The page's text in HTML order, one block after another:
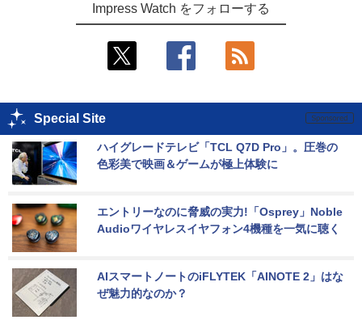
Impress Watch をフォローする
Special Site
ハイグレードテレビ「TCL Q7D Pro」。圧巻の
色彩美で映画＆ゲームが極上体験に
エントリーなのに脅威の実力!「Osprey」Noble
Audioワイヤレスイヤフォン4機種を一気に聴く
AIスマートノートのiFLYTEK「AINOTE 2」はな
ぜ魅力的なのか？